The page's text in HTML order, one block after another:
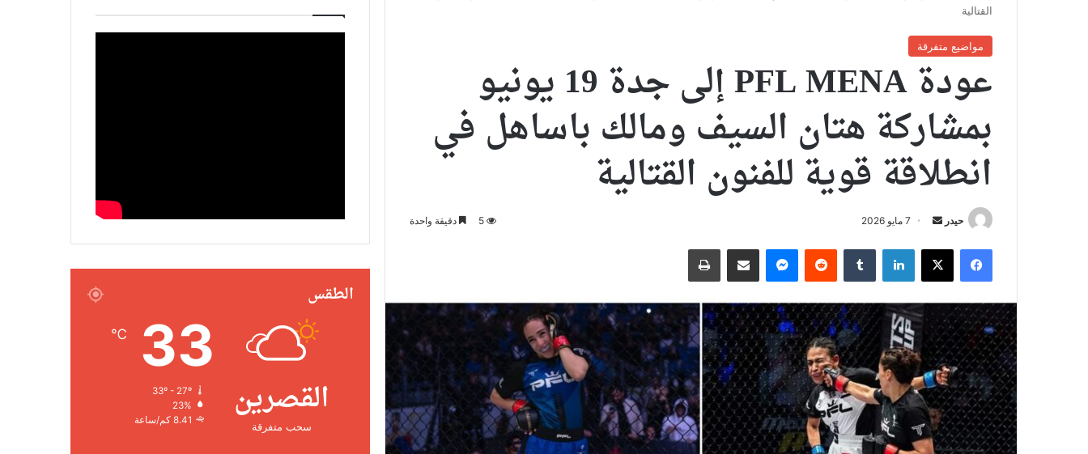
القتالية
مواضيع متفرقة
عودة PFL MENA إلى جدة 19 يونيو
بمشاركة هتان السيف ومالك باساهل في
انطلاقة قوية للفنون القتالية
حيدر
أرسل
إلكترونيا
7 مايو 2026 5 دقيقة واحدة
فيسبوك X لينكدإن ماسنجر نشر بالبريد الالكترونيطباعة
الطقس
القصرين
سحب متفرقة
33
℃
33º - 27º
23%
8.41 كم/ساعة